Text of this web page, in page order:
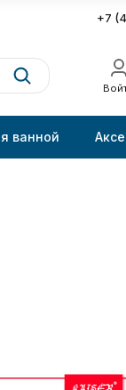
+7
ванной